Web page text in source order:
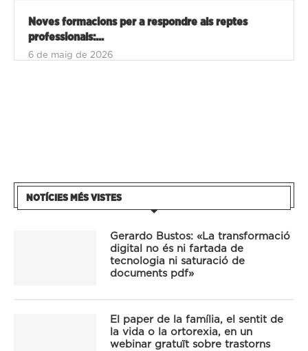
Noves formacions per a respondre als reptes
professionals:...
6 de maig de 2026
NOTÍCIES MÉS VISTES
Gerardo Bustos: «La transformació
digital no és ni fartada de
tecnologia ni saturació de
documents pdf»
El paper de la família, el sentit de
la vida o la ortorexia, en un
webinar gratuït sobre trastorns